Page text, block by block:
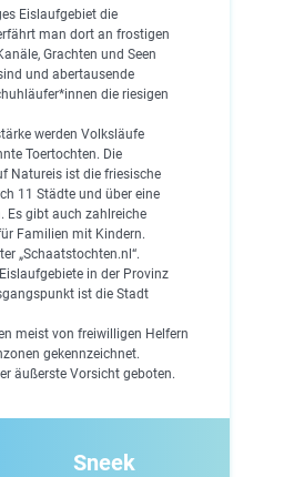
Eislaufgebiet die
man dort an frostigen
Grachten und Seen
und abertausende
die riesigen
werden Volksläufe
Toertochten. Die
Natureis ist die friesische
11 Städte und über eine
Es gibt auch zahlreiche
Familien mit Kindern.
„Schaatstochten.nl“.
in der Provinz
ist die Stadt
meist von freiwilligen Helfern
gekennzeichnet.
äußerste Vorsicht geboten.
Sneek